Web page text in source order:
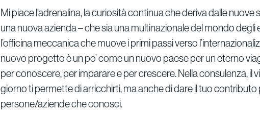
Mi piace l’adrenalina, la curiosità continua che deriva dalle nuove
una nuova azienda – che sia una multinazionale del mondo
l’officina meccanica che muove i primi passi verso
nuovo progetto è un po’ come un nuovo paese per un eterno
per conoscere, per imparare e per crescere. Nella consulenza, il
giorno ti permette di arricchirti, ma anche di dare il tuo contributo
persone/aziende che conosci.